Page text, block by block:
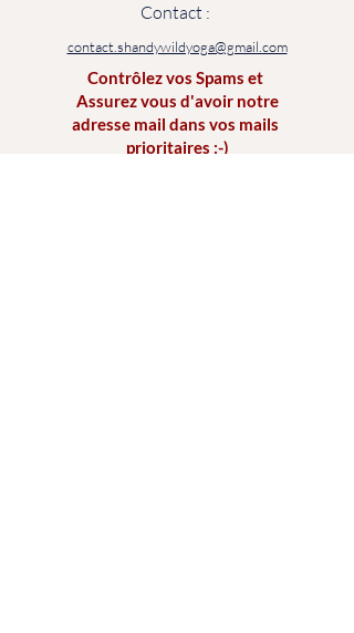
Contact :
contact.shandywildyoga@gmail.com
Contrôlez vos Spams et
Assurez vous d'avoir notre
adresse mail dans vos mails
prioritaires :-)